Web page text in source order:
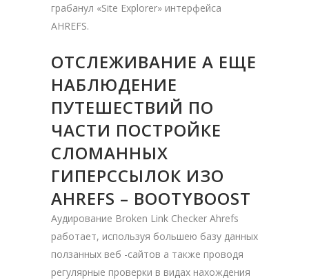
грабанул «Site Explorer» интерфейса
AHREFS.
ОТСЛЕЖИВАНИЕ А ЕЩЕ
НАБЛЮДЕНИЕ
ПУТЕШЕСТВИЙ ПО
ЧАСТИ ПОСТРОЙКЕ
СЛОМАННЫХ
ГИПЕРССЫЛОК ИЗО
AHREFS – BOOTYBOOST
Аудирование Broken Link Checker Ahrefs
работает, используя большею базу данных
ползанных веб -сайтов а также проводя
регулярные проверки в видах нахождения